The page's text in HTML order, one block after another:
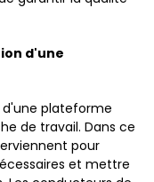
d'une
d'une plateforme
de travail. Dans ce
pour
et mettre